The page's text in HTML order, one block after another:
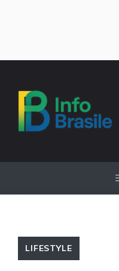
contenuto
LIFESTYLE